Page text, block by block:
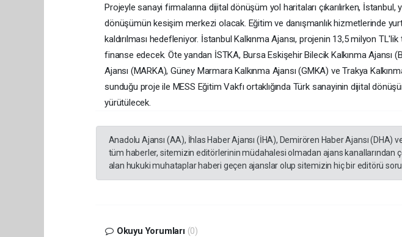
Anadolu Ajansı (AA), İhlas Haber Ajansı (İHA), Demirören Haber Ajansı (DHA)
tüm haberler, sitemizin editörlerinin müdahalesi olmadan ajans kanallarından
alan hukuki muhataplar haberi geçen ajanslar olup sitemizin hiç bir editörü
Okuyu Yorumları (0)